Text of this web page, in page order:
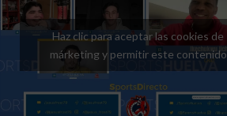
Haz clic para aceptar las cookies de
márketing y permitir este contenido